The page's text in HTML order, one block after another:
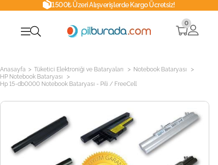
1500₺ Üzeri Alışverişlerde Kargo Ücretsiz!
0
Anasayfa > Tüketici Elektroniği ve Bataryaları > Notebook Bataryası >
HP Notebook Bataryası >
Hp 15-db0000 Notebook Bataryası - Pili / FreeCell